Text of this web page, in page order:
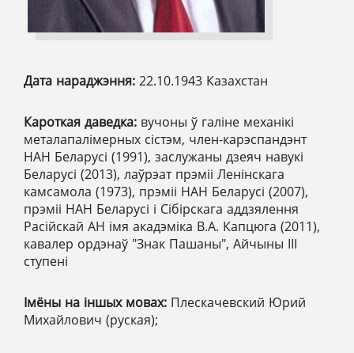
Дата нараджэння: 22.10.1943 Казахстан
Кароткая даведка: вучоны ў галіне механікі
металапалімерных сістэм, член-карэспандэнт
НАН Беларусі (1991), заслужаны дзеяч навукі
Беларусі (2013), лаўрэат прэміі Ленінскага
камсамола (1973), прэміі НАН Беларусі (2007),
прэміі НАН Беларусі і Сібірскага аддзялення
Расійскай АН імя акадэміка В.А. Капцюга (2011),
кавалер ордэнаў "Знак Пашаны", Айчыны III
ступені
Імёны на іншых мовах: Плескачевский Юрий
Михайлович (руская);